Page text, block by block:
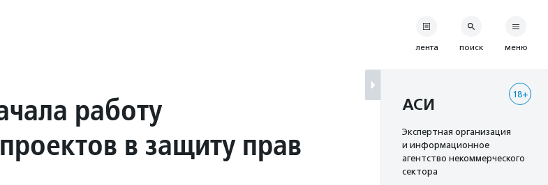
работу
в защиту прав
лента поиск меню
18+
АСИ
Экспертная организация
и информационное
агентство некоммерческого
сектора